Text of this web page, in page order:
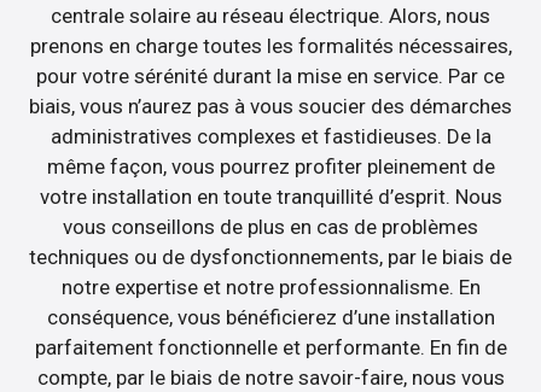
centrale solaire au réseau électrique. Alors, nous
prenons en charge toutes les formalités nécessaires,
pour votre sérénité durant la mise en service. Par ce
biais, vous n’aurez pas à vous soucier des démarches
administratives complexes et fastidieuses. De la
même façon, vous pourrez profiter pleinement de
votre installation en toute tranquillité d’esprit. Nous
vous conseillons de plus en cas de problèmes
techniques ou de dysfonctionnements, par le biais de
notre expertise et notre professionnalisme. En
conséquence, vous bénéficierez d’une installation
parfaitement fonctionnelle et performante. En fin de
compte, par le biais de notre savoir-faire, nous vous